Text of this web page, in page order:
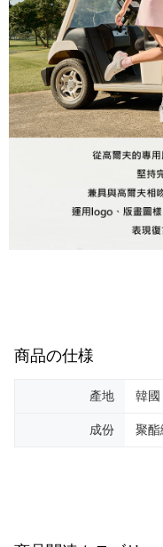
商品の仕様
產地 韓國
成份 聚酯